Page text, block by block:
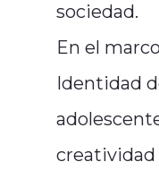
sociedad.
En el
Identidad
creatividad